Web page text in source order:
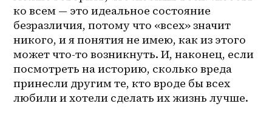
ко всем — это идеальное состояние
безразличия, потому что «всех» значит
никого, и я понятия не имею, как из этого
может что-то возникнуть. И, наконец, если
посмотреть на историю, сколько вреда
принесли другим те, кто вроде бы всех
любили и хотели сделать их жизнь лучше.